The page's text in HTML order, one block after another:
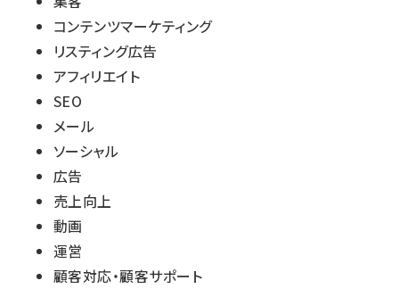
コンテンツマーケティング
リスティング広告
アフィリエイト
SEO
メール
ソーシャル
広告
売上向上
動画
運営
顧客対応・顧客サポート